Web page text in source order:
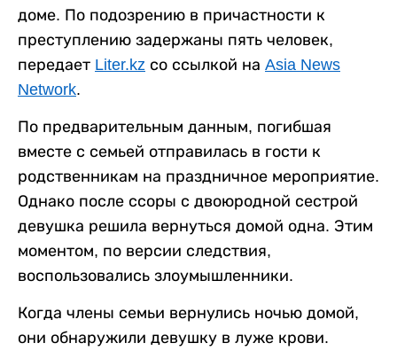
доме. По подозрению в причастности к
преступлению задержаны пять человек,
передает Liter.kz со ссылкой на Asia News
Network.
По предварительным данным, погибшая
вместе с семьей отправилась в гости к
родственникам на праздничное мероприятие.
Однако после ссоры с двоюродной сестрой
девушка решила вернуться домой одна. Этим
моментом, по версии следствия,
воспользовались злоумышленники.
Когда члены семьи вернулись ночью домой,
они обнаружили девушку в луже крови.